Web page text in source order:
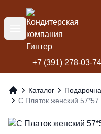
Меню
Кондитерская
+7 (391) 278-03-74
Главная
Каталог
С Платок женский 57*57